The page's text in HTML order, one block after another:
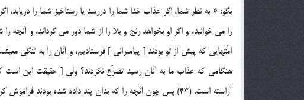
هنگامي که عذاب ما به آنان رسيد تضرّع نکردند؟ ولي [ حقيقت اين
آراسته است. (43) پس چون آنچه را که بدان پند داده شده بودند